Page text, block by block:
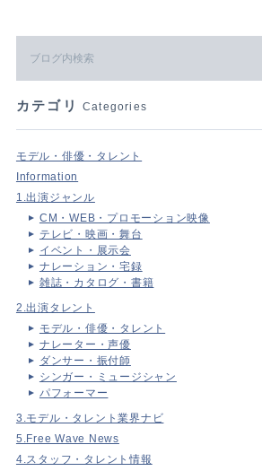
カテゴリ Categories
モデル・俳優・タレント
Information
1.出演ジャンル
CM・WEB・プロモーション映像
テレビ・映画・舞台
イベント・展示会
ナレーション・宅録
雑誌・カタログ・書籍
2.出演タレント
モデル・俳優・タレント
ナレーター・声優
ダンサー・振付師
シンガー・ミュージシャン
パフォーマー
3.モデル・タレント業界ナビ
5.Free Wave News
4.スタッフ・タレント情報